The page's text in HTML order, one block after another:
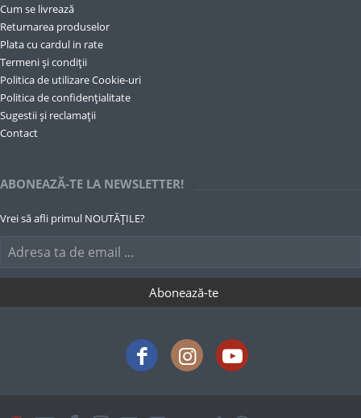
Cum se livrează
Returnarea produselor
Plata cu cardul in rate
Termeni și condiții
Politica de utilizare Cookie-uri
Politica de confidențialitate
Sugestii și reclamații
Contact
ABONEAZĂ-TE LA NEWSLETTER!
Vrei să afli primul NOUTĂȚILE?